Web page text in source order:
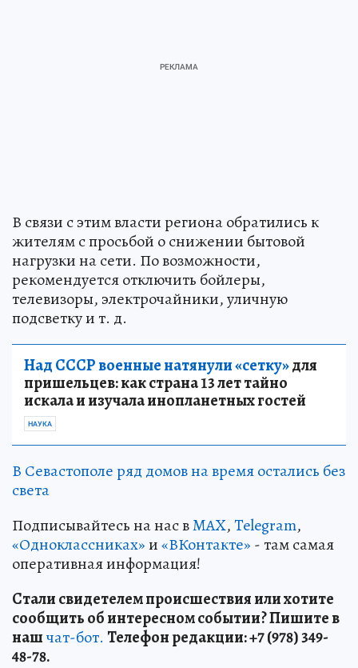
В связи с этим власти региона обратились к
жителям с просьбой о снижении бытовой
нагрузки на сети. По возможности,
рекомендуется отключить бойлеры,
телевизоры, электрочайники, уличную
подсветку и т. д.
Над СССР военные натянули «сетку»для
пришельцев: как страна 13 лет тайно
искала и изучала инопланетных гостей
НАУКА
В Севастополе ряд домов на время остались без
света
Подписывайтесь на нас вMAX,Telegram,
«Одноклассниках»и«ВКонтакте» - там самая
оперативная информация!
Стали свидетелем происшествия или хотите
сообщить об интересном событии? Пишите в
нашчат-бот. Телефон редакции: +7 (978) 349-
48-78.